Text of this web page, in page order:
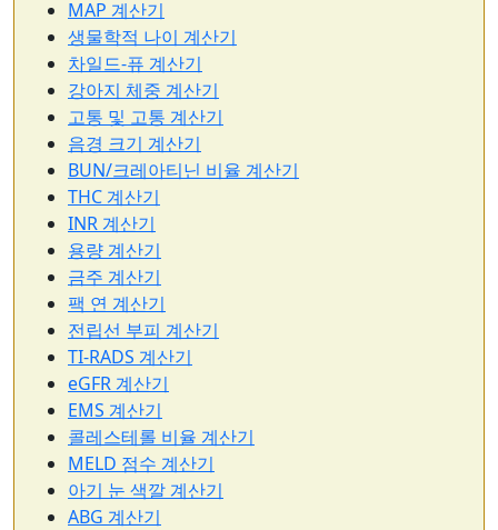
MAP 계산기
생물학적 나이 계산기
차일드-퓨 계산기
강아지 체중 계산기
고통 및 고통 계산기
음경 크기 계산기
BUN/크레아티닌 비율 계산기
THC 계산기
INR 계산기
용량 계산기
금주 계산기
팩 연 계산기
전립선 부피 계산기
TI-RADS 계산기
eGFR 계산기
EMS 계산기
콜레스테롤 비율 계산기
MELD 점수 계산기
아기 눈 색깔 계산기
ABG 계산기